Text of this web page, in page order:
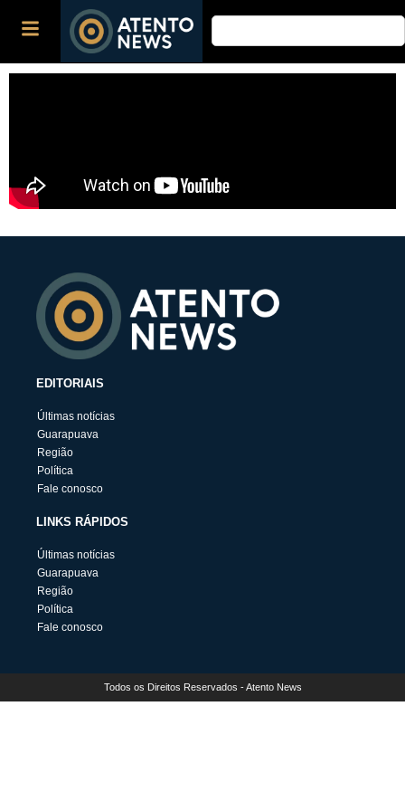
EDITORIAIS
Últimas notícias
Guarapuava
Região
Política
Fale conosco
LINKS RÁPIDOS
Últimas notícias
Guarapuava
Região
Política
Fale conosco
Todos os Direitos Reservados - Atento News